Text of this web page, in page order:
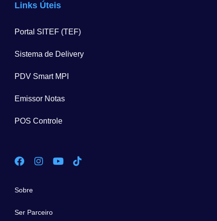
Links Úteis
Portal SITEF (TEF)
Sistema de Delivery
PDV Smart MPI
Emissor Notas
POS Controle
Sobre
Ser Parceiro